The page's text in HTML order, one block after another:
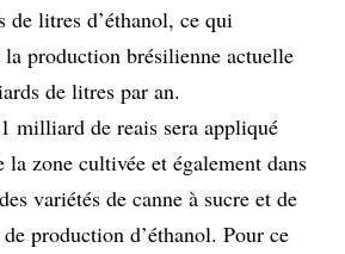
litres d’éthanol, ce qui
la production brésilienne actuelle
de litres par an.
milliard de reais sera appliqué
la zone cultivée et également dans
variétés de canne à sucre et de
production d’éthanol. Pour ce